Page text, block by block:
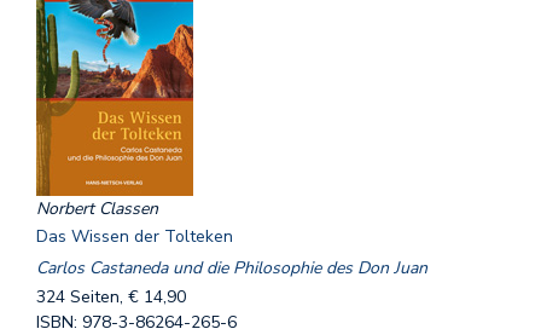
Norbert Classen
Das Wissen der Tolteken
Carlos Castaneda und die Philosophie des Don Juan
324 Seiten, € 14,90
ISBN: 978-3-86264-265-6